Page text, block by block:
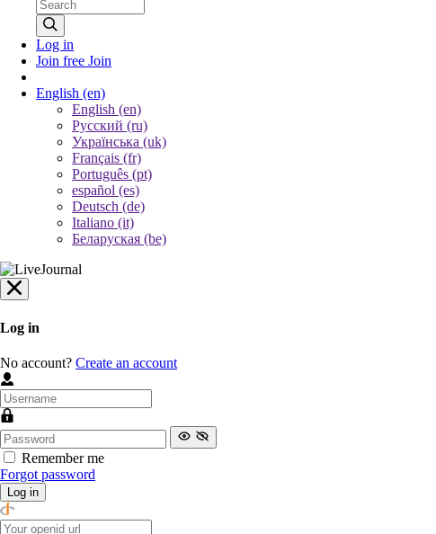
Log in
Join free Join
English (en)
English (en)
Русский (ru)
Українська (uk)
Français (fr)
Português (pt)
español (es)
Deutsch (de)
Italiano (it)
Беларуская (be)
Log in
No account? Create an account
Remember me
Forgot password
Log in